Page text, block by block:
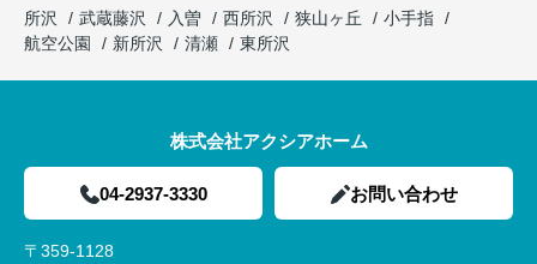
所沢
武蔵藤沢 入曽 西所沢 狭山ヶ丘
小手指
航空公園
新所沢 清瀬 東所沢
株式会社アクシアホーム
04-2937-3330 お問い合わせ
〒359-1128